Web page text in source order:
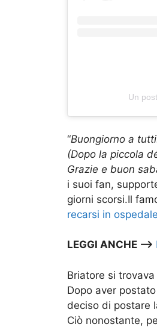
Un
“Buongiorno a
(Dopo la piccola
Grazie e buon
i suoi fan,
giorni scorsi.Il
recarsi in
LEGGI ANCHE –>
Briatore si trovava
Dopo aver
deciso di postare
Ciò nonostante,